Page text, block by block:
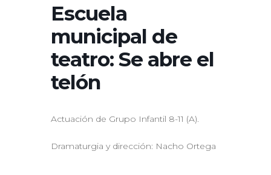
Escuela
municipal de
teatro: Se abre el
telón
Actuación de Grupo Infantil 8-11 (A).
Dramaturgia y dirección: Nacho Ortega